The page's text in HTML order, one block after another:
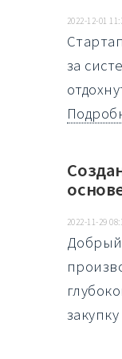
2022-12-01
за
2022-11-29
Добрый